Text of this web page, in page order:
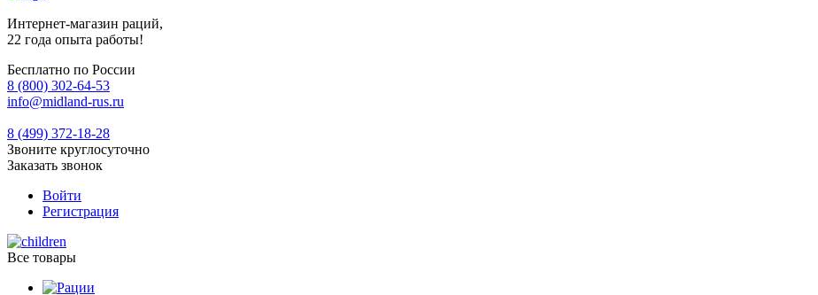
Интернет-магазин раций,
22 года опыта работы!
Бесплатно по России
8 (800) 302-64-53
info@midland-rus.ru
8 (499) 372-18-28
Звоните круглосуточно
Заказать звонок
Войти
Регистрация
Все товары